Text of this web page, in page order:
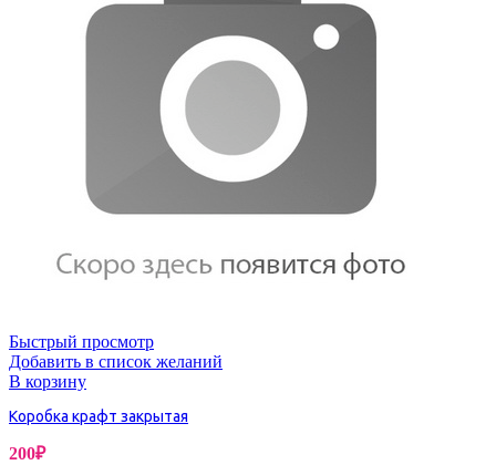
Быстрый просмотр
Добавить в список желаний
В корзину
Коробка крафт закрытая
200₽